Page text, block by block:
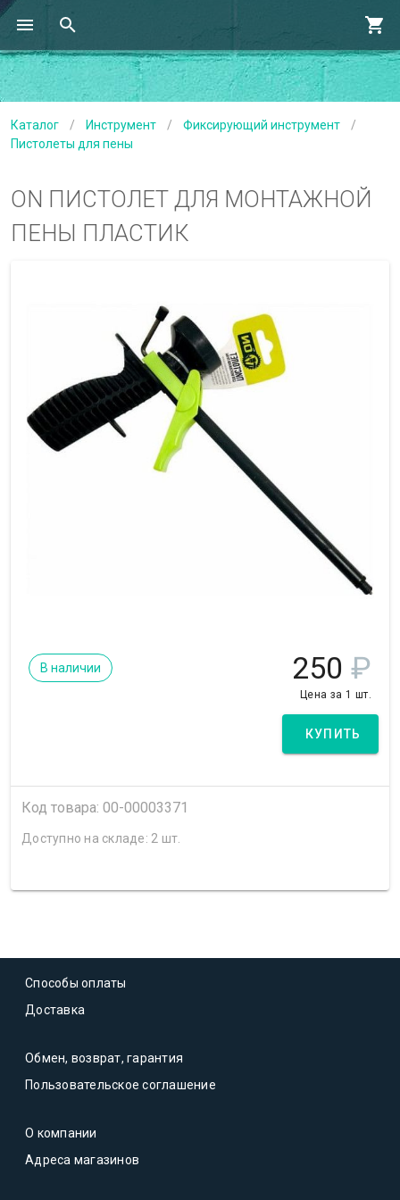
Каталог / Инструмент / Фиксирующий инструмент
/
Пистолеты для пены
ON ПИСТОЛЕТ ДЛЯ МОНТАЖНОЙ
ПЕНЫ ПЛАСТИК
В наличии 250 ₽
Цена за 1 шт.
КУПИТЬ
Код товара: 00-00003371
Доступно на складе: 2 шт.
Способы оплаты
Доставка
Обмен, возврат, гарантия
Пользовательское соглашение
О компании
Адреса магазинов